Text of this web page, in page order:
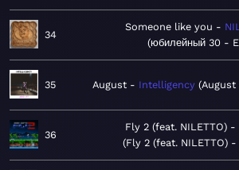
34
Someone like you
юбилейный 30 -
35 August Intelligency August
36
Fly 2 (feat. NILETTO)
Fly 2 (feat. NILETTO) -